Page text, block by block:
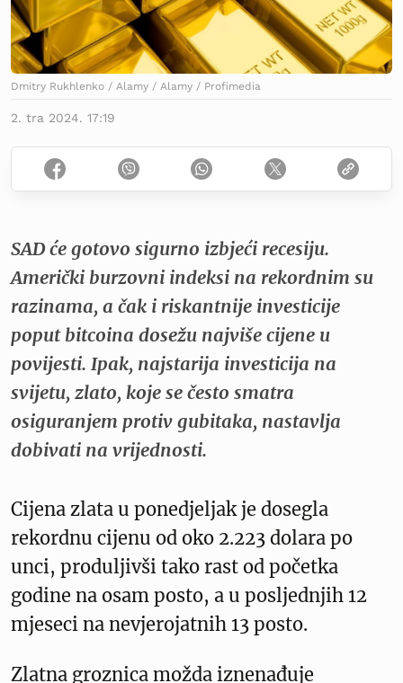
Dmitry Rukhlenko / Alamy / Alamy / Profimedia
2. tra 2024. 17:19
SAD će gotovo sigurno izbjeći recesiju.
Američki burzovni indeksi na rekordnim su
razinama, a čak i riskantnije investicije
poput bitcoina dosežu najviše cijene u
povijesti. Ipak, najstarija investicija na
svijetu, zlato, koje se često smatra
osiguranjem protiv gubitaka, nastavlja
dobivati na vrijednosti.
Cijena zlata u ponedjeljak je dosegla
rekordnu cijenu od oko 2.223 dolara po
unci, produljivši tako rast od početka
godine na osam posto, a u posljednjih 12
mjeseci na nevjerojatnih 13 posto.
Zlatna groznica možda iznenađuje